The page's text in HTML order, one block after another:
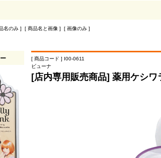
名のみ ] [ 商品名と画像 ] [ 画像のみ ]
[ 商品コード ] I00-0611
ビューナ
[店内専用販売商品] 薬用ケシワ